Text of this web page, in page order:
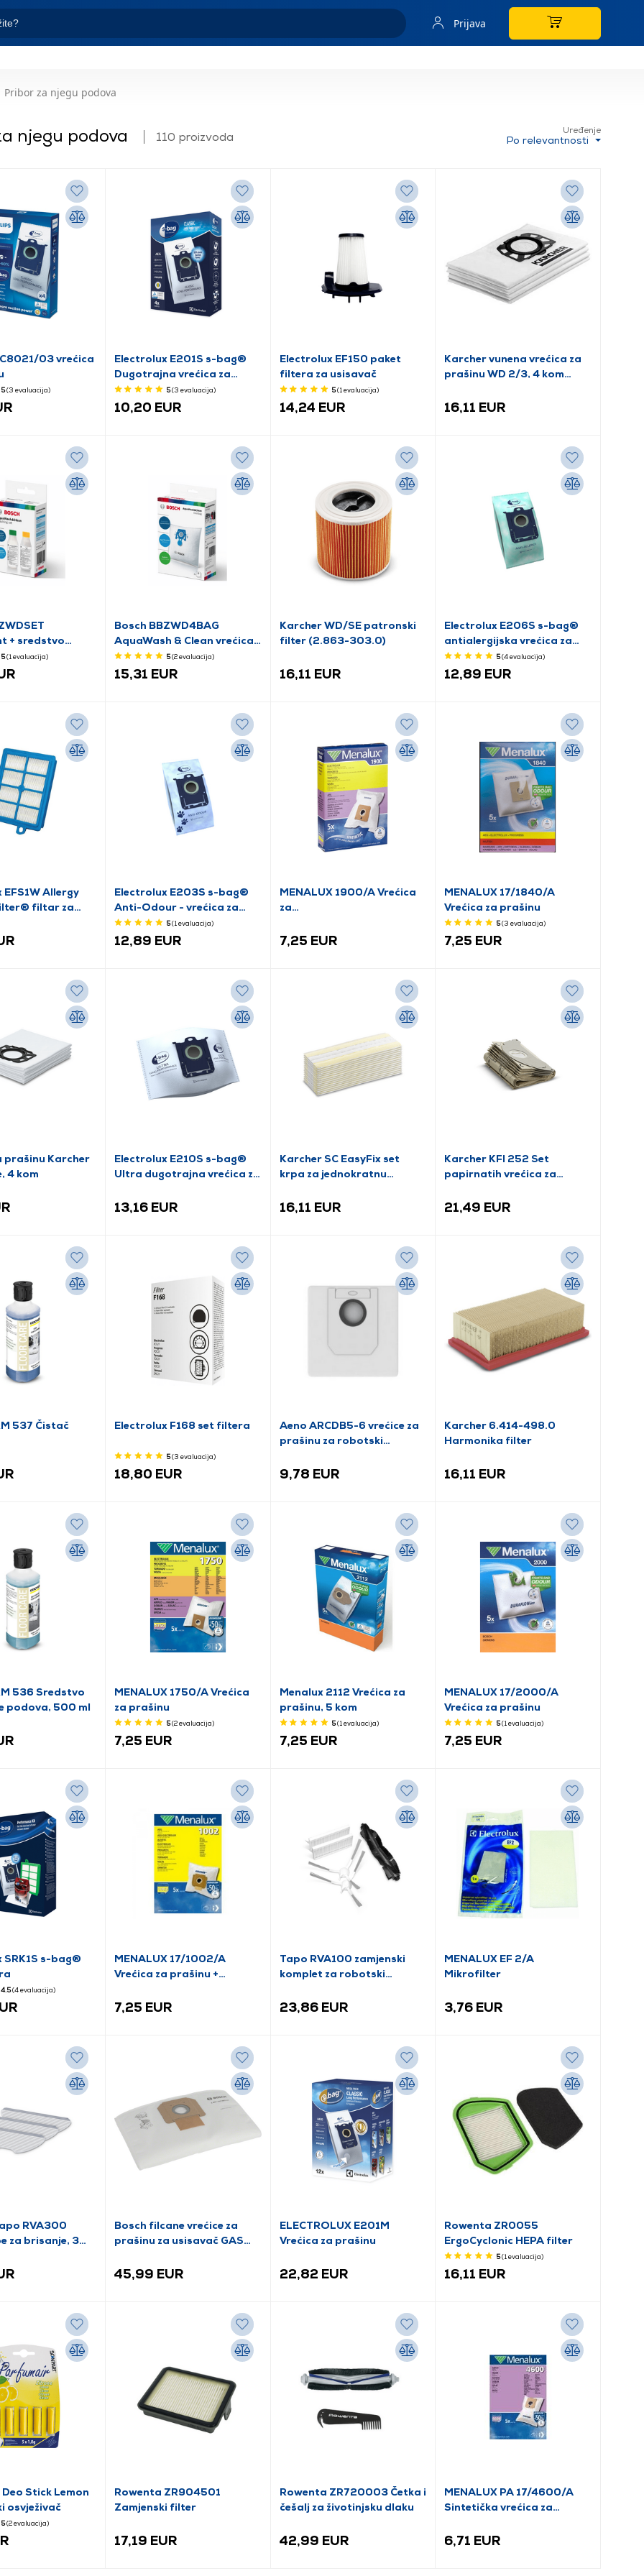
Prijava
Pribor za njegu podova
njegu podova 110 proizvoda
Uređenje
Po relevantnosti
03 vrećica
5(3 evaluacija)
Electrolux E201S s-bag®
Dugotrajna vrećica za
prašinu, 4 kom
5(3 evaluacija)
10,20 EUR
Electrolux EF150 paket
filtera za usisavač
5(1 evaluacija)
14,24 EUR
Karcher vunena vrećica za
prašinu WD 2/3, 4 kom
16,11 EUR
+ sredstvo
za Bosch
& Clean
5(1 evaluacija)
Bosch BBZWD4BAG
AquaWash & Clean vrećica
za prašinu 4 kom
5(2evaluacija)
15,31 EUR
Karcher WD/SE patronski
filter (2.863-303.0)
16,11 EUR
Electrolux E206S s-bag®
antialergijska vrećica za
prašinu, 4 kom
5(4evaluacija)
12,89 EUR
Allergy
filtar za
Electrolux E203S s-bag®
Anti-Odour - vrećica za
neutralizaciju mirisa, 4 kom
5(1 evaluacija)
12,89 EUR
MENALUX 1900/A Vrećica
za
motora
7,25 EUR
MENALUX 17/1840/A
Vrećica za prašinu
5(3 evaluacija)
7,25 EUR
prašinu Karcher
4 kom
Electrolux E210S s-bag®
Ultra dugotrajna vrećica za
13,16 EUR
Karcher SC EasyFix set
krpa za jednokratnu
16,11 EUR
Karcher KFI 252 Set
papirnatih vrećica za
21,49 EUR
537 Čistač
Electrolux F168 set filtera
5(3 evaluacija)
18,80 EUR
Aeno ARCDB5-6 vrećice za
prašinu za robotski
9,78 EUR
Karcher 6.414-498.0
Harmonika filter
16,11 EUR
536 Sredstvo
podova, 500 ml
MENALUX 1750/A Vrećica
za prašinu
5(2evaluacija)
7,25 EUR
Menalux 2112 Vrećica za
prašinu, 5 kom
5(1 evaluacija)
7,25 EUR
MENALUX 17/2000/A
Vrećica za prašinu
5(1 evaluacija)
7,25 EUR
SRK1S s-bag®
4.5(4evaluacija)
MENALUX 17/1002/A
Vrećica za prašinu +
7,25 EUR
Tapo RVA100 zamjenski
komplet za robotski
23,86 EUR
MENALUX EF 2/A
Mikrofilter
3,76 EUR
RVA300
za brisanje, 3
Bosch filcane vrećice za
prašinu za usisavač GAS
(2607432037)
45,99 EUR
ELECTROLUX E201M
Vrećica za prašinu
22,82 EUR
Rowenta ZR0055
ErgoCyclonic HEPA filter
5(1 evaluacija)
16,11 EUR
Stick Lemon
osvježivač
5(2evaluacija)
Rowenta ZR904501
Zamjenski filter
17,19 EUR
Rowenta ZR720003 Četka i
češalj za životinjsku dlaku
42,99 EUR
MENALUX PA 17/4600/A
Sintetička vrećica za
6,71 EUR